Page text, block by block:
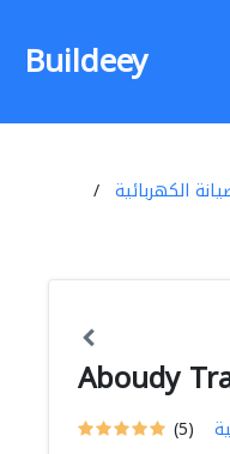
Buildeey
الكهربائية
Aboudy
(5)